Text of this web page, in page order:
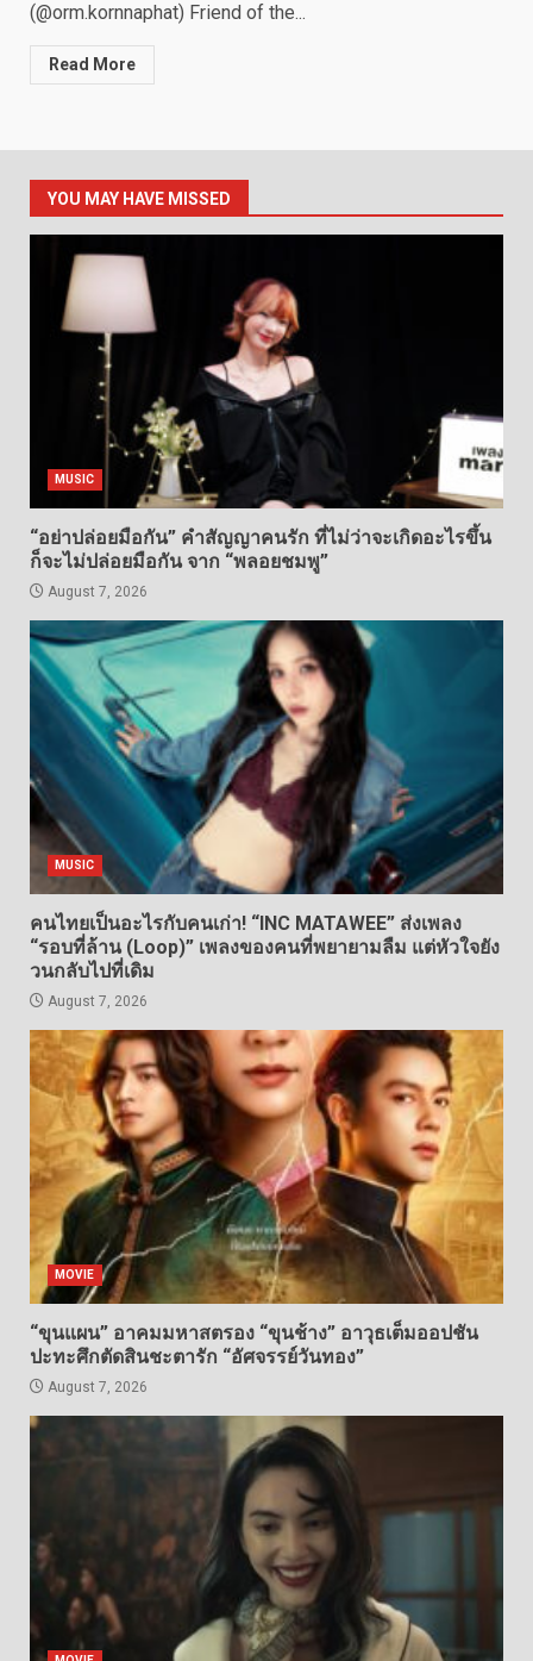
(@orm.kornnaphat) Friend of the...
Read More
YOU MAY HAVE MISSED
MUSIC
“อย่าปล่อยมือกัน” คำสัญญาคนรัก ที่ไม่ว่าจะเกิดอะไรขึ้น
ก็จะไม่ปล่อยมือกัน จาก “พลอยชมพู”
August 7, 2026
MUSIC
คนไทยเป็นอะไรกับคนเก่า! “INC MATAWEE” ส่งเพลง
“รอบที่ล้าน (Loop)” เพลงของคนที่พยายามลืม แต่หัวใจยัง
วนกลับไปที่เดิม
August 7, 2026
MOVIE
“ขุนแผน” อาคมมหาสตรอง “ขุนช้าง” อาวุธเต็มออปชัน
ปะทะศึกตัดสินชะตารัก “อัศจรรย์วันทอง”
August 7, 2026